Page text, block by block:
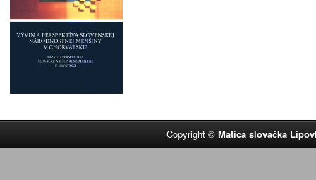
Copyright ©Matica slovačka